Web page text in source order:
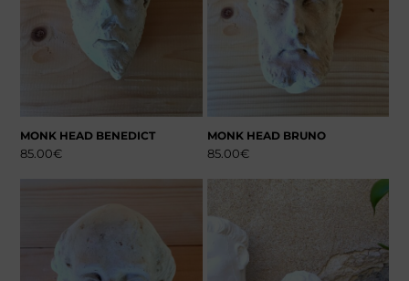
MONK HEAD BENEDICT
85.00€
MONK HEAD BRUNO
85.00€